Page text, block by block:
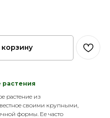
корзину
растения
растение из
своими крупными,
формы. Ее часто